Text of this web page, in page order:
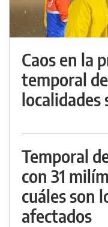
Caos en la
temporal
localidades
Temporal
con 31
cuáles son
afectados